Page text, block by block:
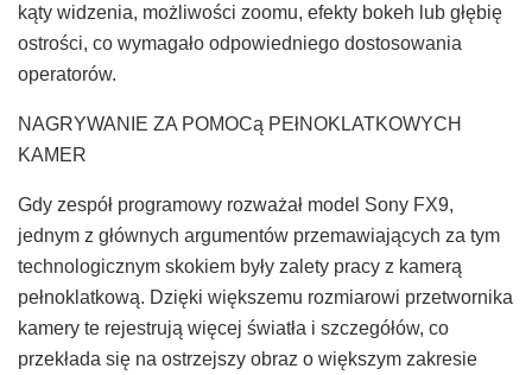
kąty widzenia, możliwości zoomu, efekty bokeh lub głębię
ostrości, co wymagało odpowiedniego dostosowania
operatorów.
NAGRYWANIE ZA POMOCą PEłNOKLATKOWYCH
KAMER
Gdy zespół programowy rozważał model Sony FX9,
jednym z głównych argumentów przemawiających za tym
technologicznym skokiem były zalety pracy z kamerą
pełnoklatkową. Dzięki większemu rozmiarowi przetwornika
kamery te rejestrują więcej światła i szczegółów, co
przekłada się na ostrzejszy obraz o większym zakresie